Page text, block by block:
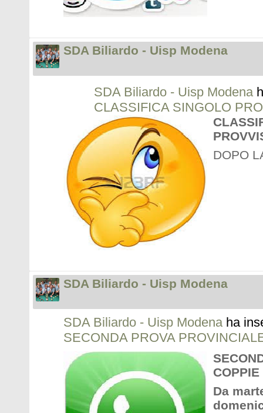
SDA Biliardo - Uisp Modena
SDA Biliardo - Uisp Modena
CLASSIFICA SINGOLO
DOPO
SDA Biliardo - Uisp Modena
SDA Biliardo - Uisp Modenaha
SECONDA PROVA
COPPIE
Da